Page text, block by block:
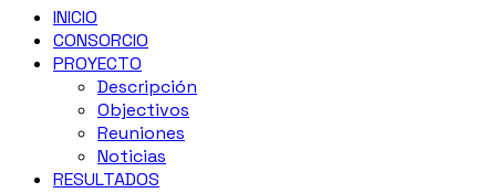
INICIO
CONSORCIO
PROYECTO
Descripción
Objectivos
Reuniones
Noticias
RESULTADOS